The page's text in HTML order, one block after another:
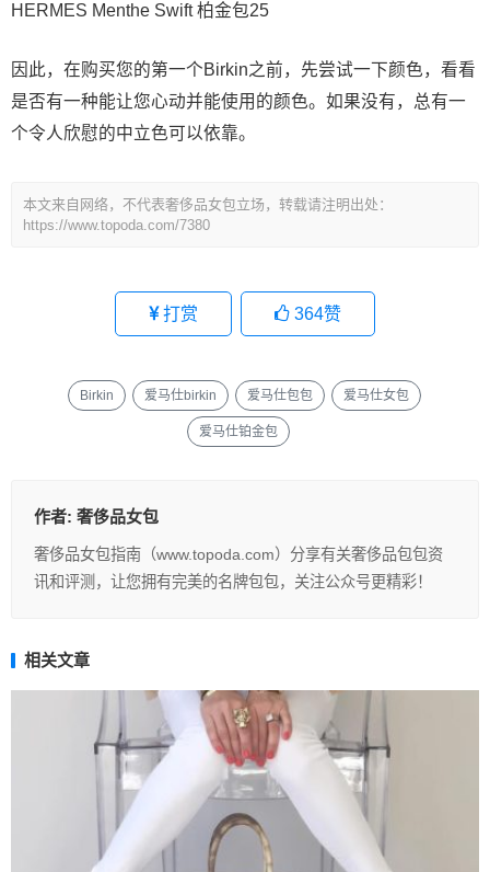
HERMES Menthe Swift 柏金包25
因此，在购买您的第一个Birkin之前，先尝试一下颜色，看看
是否有一种能让您心动并能使用的颜色。如果没有，总有一
个令人欣慰的中立色可以依靠。
本文来自网络，不代表奢侈品女包立场，转载请注明出处：
https://www.topoda.com/7380
打赏 364赞
Birkin 爱马仕birkin 爱马仕包包 爱马仕女包
爱马仕铂金包
作者: 奢侈品女包
奢侈品女包指南（www.topoda.com）分享有关奢侈品包包资
讯和评测，让您拥有完美的名牌包包，关注公众号更精彩！
相关文章